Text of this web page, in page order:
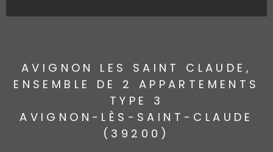
AVIGNON LES SAINT CLAUDE,
ENSEMBLE DE 2 APPARTEMENTS
TYPE 3
AVIGNON-LÈS-SAINT-CLAUDE
(39200)